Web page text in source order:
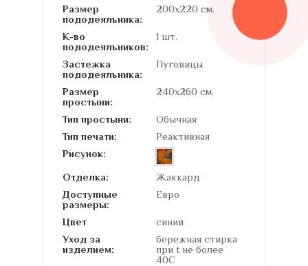
Размер
пододеяльника:
200х220 см.
К-во
пододеяльников:
1 шт.
Застежка
пододеяльника:
Пуговицы
Размер
простыни:
240х260 см.
Тип простыни:
Обычная
Тип печати:
Реактивная
Рисунок:
Отделка:
Жаккард
Доступные
размеры:
Евро
Цвет
синий
Уход за
изделием:
бережная стирка
при t не более
40С